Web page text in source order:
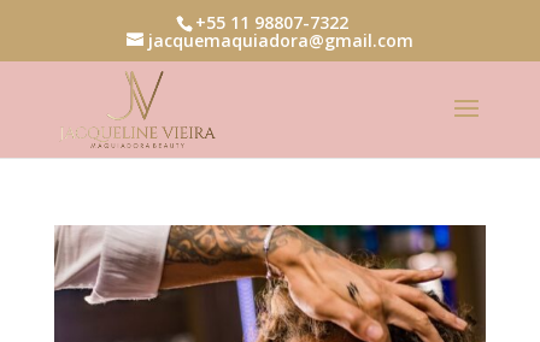
+55 11 98807-7322
jacquemaquiadora@gmail.com